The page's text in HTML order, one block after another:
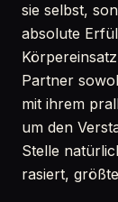
sie selbst,
absolute
Partner
mit ihrem
um den
Stelle
rasiert,